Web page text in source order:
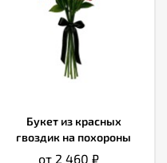
Букет из красных
гвоздик на похороны
от 2 460₽